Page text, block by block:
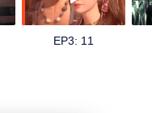
sobre uma série de
EP3: 11